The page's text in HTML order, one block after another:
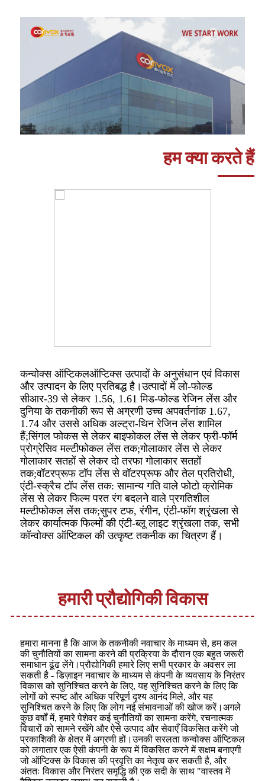
हम क्या करते हैं
कन्वोक्स ऑप्टिकलऑप्टिक्स उत्पादों के अनुसंधान एवं विकास
और उत्पादन के लिए प्रतिबद्ध है।उत्पादों में लो-फोल्ड
सीआर-39 से लेकर 1.56, 1.61 मिड-फोल्ड रेजिन लेंस और
दुनिया के तकनीकी रूप से अग्रणी उच्च अपवर्तनांक 1.67,
1.74 और उससे अधिक अल्ट्रा-थिन रेजिन लेंस शामिल
हैं;सिंगल फोकस से लेकर बाइफोकल लेंस से लेकर फ्री-फॉर्म
प्रोग्रेसिव मल्टीफोकल लेंस तक;गोलाकार लेंस से लेकर
गोलाकार सतहों से लेकर दो तरफा गोलाकार सतहों
तक;वॉटरप्रूफ टॉप लेंस से वॉटरप्रूफ और तेल प्रतिरोधी,
एंटी-स्क्रैच टॉप लेंस तक: सामान्य गति वाले फोटो क्रोमिक
लेंस से लेकर फिल्म परत रंग बदलने वाले प्रगतिशील
मल्टीफोकल लेंस तक;सुपर टफ, रंगीन, एंटी-फॉग श्रृंखला से
लेकर कार्यात्मक फिल्मों की एंटी-ब्लू लाइट श्रृंखला तक, सभी
कॉन्वोक्स ऑप्टिकल की उत्कृष्ट तकनीक का चित्रण हैं।
हमारी प्रौद्योगिकी विकास
हमारा मानना ​​है कि आज के तकनीकी नवाचार के माध्यम से, हम कल
की चुनौतियों का सामना करने की प्रक्रिया के दौरान एक बहुत जरूरी
समाधान ढूंढ लेंगे।प्रौद्योगिकी हमारे लिए सभी प्रकार के अवसर ला
सकती है - डिज़ाइन नवाचार के माध्यम से कंपनी के व्यवसाय के निरंतर
विकास को सुनिश्चित करने के लिए, यह सुनिश्चित करने के लिए कि
लोगों को स्पष्ट और अधिक परिपूर्ण दृश्य आनंद मिले, और यह
सुनिश्चित करने के लिए कि लोग नई संभावनाओं की खोज करें।अगले
कुछ वर्षों में, हमारे पेशेवर कई चुनौतियों का सामना करेंगे, रचनात्मक
विचारों को सामने रखेंगे और ऐसे उत्पाद और सेवाएँ विकसित करेंगे जो
प्रकाशिकी के क्षेत्र में अग्रणी हों।उनकी सरलता कन्वोक्स ऑप्टिकल
को लगातार एक ऐसी कंपनी के रूप में विकसित करने में सक्षम बनाएगी
जो ऑप्टिक्स के विकास की प्रवृत्ति का नेतृत्व कर सकती है, और
अंततः विकास और निरंतर समृद्धि की एक सदी के साथ "वास्तव में